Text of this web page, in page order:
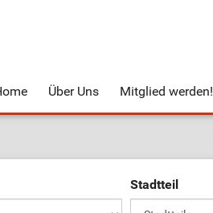
Über Uns Mitglied werden!
Stadtteil